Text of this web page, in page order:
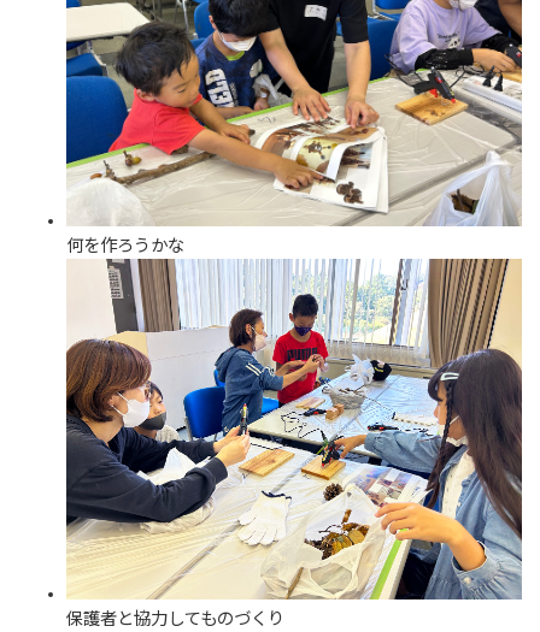
何を作ろうかな
保護者と協力してものづくり